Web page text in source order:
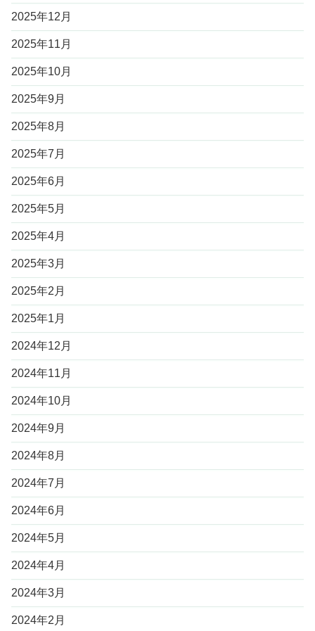
2025年12月
2025年11月
2025年10月
2025年9月
2025年8月
2025年7月
2025年6月
2025年5月
2025年4月
2025年3月
2025年2月
2025年1月
2024年12月
2024年11月
2024年10月
2024年9月
2024年8月
2024年7月
2024年6月
2024年5月
2024年4月
2024年3月
2024年2月